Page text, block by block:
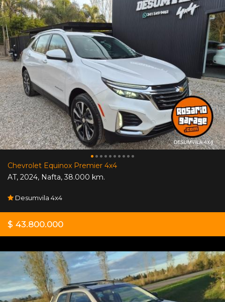
Chevrolet Equinox Premier 4x4
AT, 2024, Nafta,38.000 km.
Desumvila 4x4
$ 43.800.000